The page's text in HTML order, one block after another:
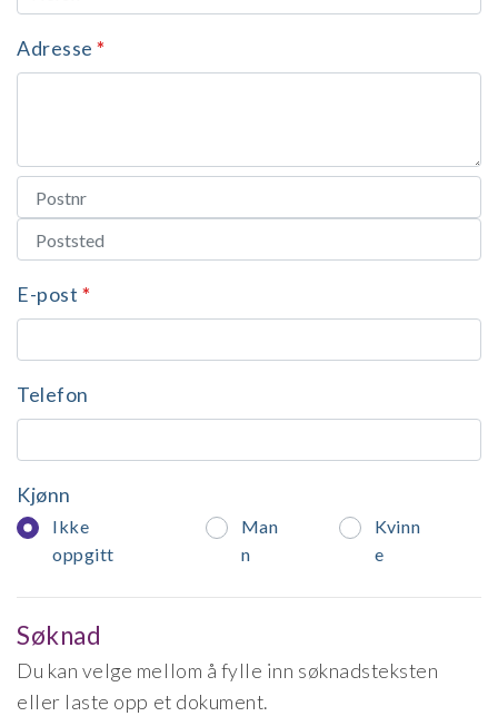
Adresse*
E-post *
Telefon
Kjønn
Ikke
oppgitt
Man
n
Kvinn
e
Søknad
Du kan velge mellom å fylle inn søknadsteksten
eller laste opp et dokument.